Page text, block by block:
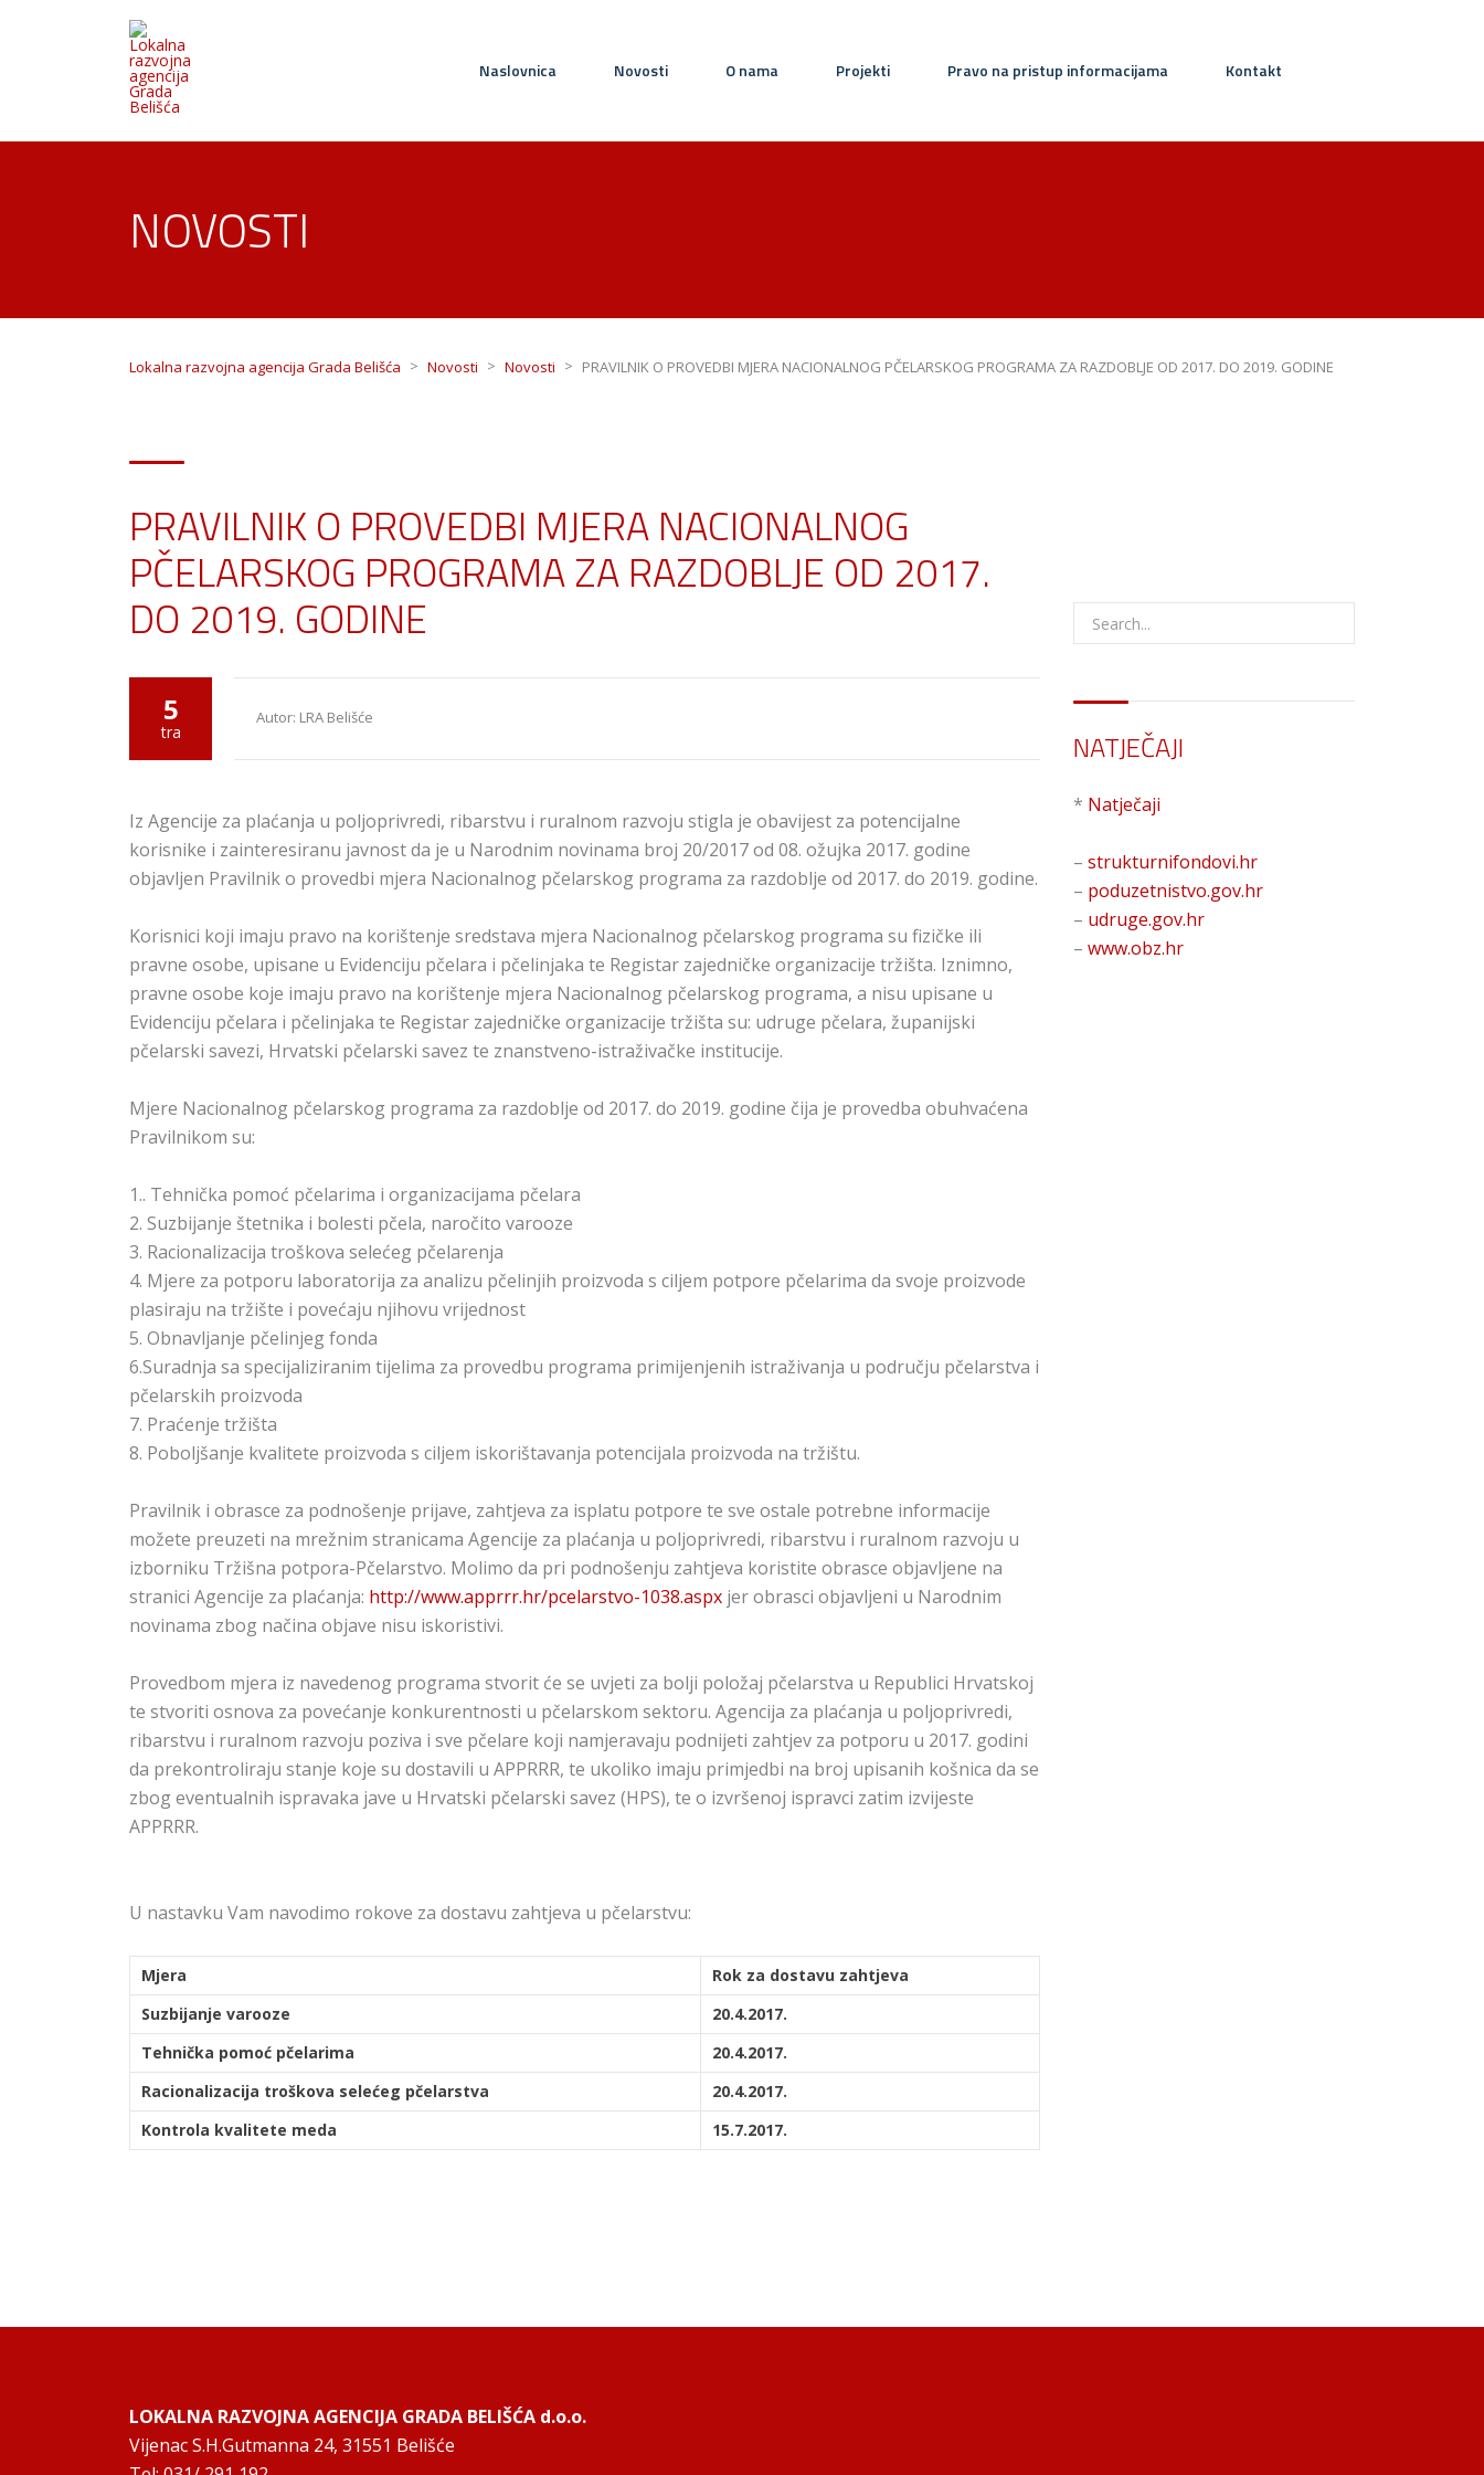
Naslovnica Novosti O nama Projekti Pravo na pristup informacijama Kontakt
NOVOSTI
Lokalna razvojna agencija Grada Belišća > Novosti > Novosti > PRAVILNIK O PROVEDBI MJERA NACIONALNOG PČELARSKOG PROGRAMA ZA RAZDOBLJE OD 2017. DO 2019. GODINE
PRAVILNIK O PROVEDBI MJERA NACIONALNOG
PČELARSKOG PROGRAMA ZA RAZDOBLJE OD 2017.
DO 2019. GODINE
5
tra
Autor: LRA Belišće
Iz Agencije za plaćanja u poljoprivredi, ribarstvu i ruralnom razvoju stigla je obavijest za potencijalne
korisnike i zainteresiranu javnost da je u Narodnim novinama broj 20/2017 od 08. ožujka 2017. godine
objavljen Pravilnik o provedbi mjera Nacionalnog pčelarskog programa za razdoblje od 2017. do 2019. godine.
Korisnici koji imaju pravo na korištenje sredstava mjera Nacionalnog pčelarskog programa su fizičke ili
pravne osobe, upisane u Evidenciju pčelara i pčelinjaka te Registar zajedničke organizacije tržišta. Iznimno,
pravne osobe koje imaju pravo na korištenje mjera Nacionalnog pčelarskog programa, a nisu upisane u
Evidenciju pčelara i pčelinjaka te Registar zajedničke organizacije tržišta su: udruge pčelara, županijski
pčelarski savezi, Hrvatski pčelarski savez te znanstveno-istraživačke institucije.
Mjere Nacionalnog pčelarskog programa za razdoblje od 2017. do 2019. godine čija je provedba obuhvaćena
Pravilnikom su:
1.. Tehnička pomoć pčelarima i organizacijama pčelara
2. Suzbijanje štetnika i bolesti pčela, naročito varooze
3. Racionalizacija troškova selećeg pčelarenja
4. Mjere za potporu laboratorija za analizu pčelinjih proizvoda s ciljem potpore pčelarima da svoje proizvode
plasiraju na tržište i povećaju njihovu vrijednost
5. Obnavljanje pčelinjeg fonda
6.Suradnja sa specijaliziranim tijelima za provedbu programa primijenjenih istraživanja u području pčelarstva i
pčelarskih proizvoda
7. Praćenje tržišta
8. Poboljšanje kvalitete proizvoda s ciljem iskorištavanja potencijala proizvoda na tržištu.
Pravilnik i obrasce za podnošenje prijave, zahtjeva za isplatu potpore te sve ostale potrebne informacije
možete preuzeti na mrežnim stranicama Agencije za plaćanja u poljoprivredi, ribarstvu i ruralnom razvoju u
izborniku Tržišna potpora-Pčelarstvo. Molimo da pri podnošenju zahtjeva koristite obrasce objavljene na
stranici Agencije za plaćanja: http://www.apprrr.hr/pcelarstvo-1038.aspx jer obrasci objavljeni u Narodnim
novinama zbog načina objave nisu iskoristivi.
Provedbom mjera iz navedenog programa stvorit će se uvjeti za bolji položaj pčelarstva u Republici Hrvatskoj
te stvoriti osnova za povećanje konkurentnosti u pčelarskom sektoru. Agencija za plaćanja u poljoprivredi,
ribarstvu i ruralnom razvoju poziva i sve pčelare koji namjeravaju podnijeti zahtjev za potporu u 2017. godini
da prekontroliraju stanje koje su dostavili u APPRRR, te ukoliko imaju primjedbi na broj upisanih košnica da se
zbog eventualnih ispravaka jave u Hrvatski pčelarski savez (HPS), te o izvršenoj ispravci zatim izvijeste
APPRRR.
U nastavku Vam navodimo rokove za dostavu zahtjeva u pčelarstvu:
Mjera
Rok za dostavu zahtjeva
Suzbijanje varooze
20.4.2017.
Tehnička pomoć pčelarima
20.4.2017.
Racionalizacija troškova selećeg pčelarstva
20.4.2017.
Kontrola kvalitete meda
15.7.2017.
NATJEČAJI
* Natječaji
– strukturnifondovi.hr
– poduzetnistvo.gov.hr
– udruge.gov.hr
– www.obz.hr
LOKALNA RAZVOJNA AGENCIJA GRADA BELIŠĆA d.o.o.
Vijenac S.H.Gutmanna 24, 31551 Belišće